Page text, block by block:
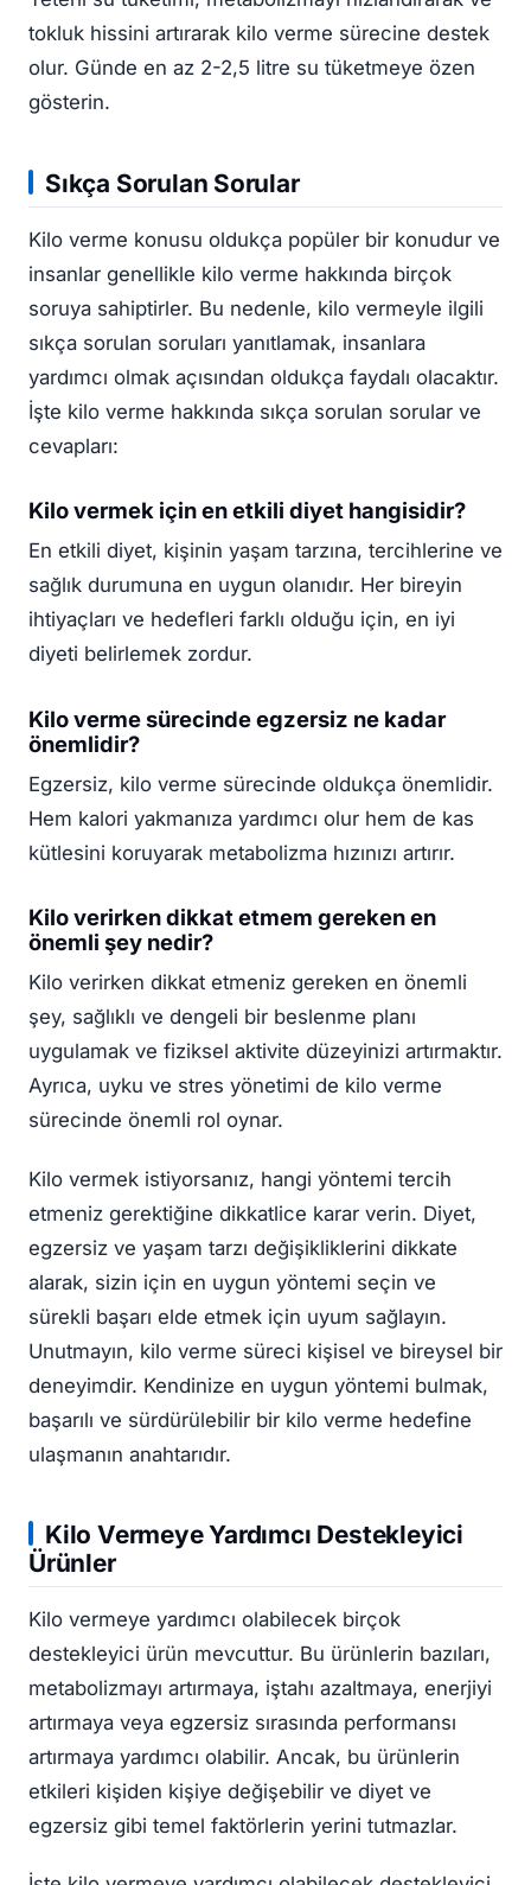
tokluk hissini artırarak kilo verme sürecine destek
olur. Günde en az 2-2,5 litre su tüketmeye özen
gösterin.
Sıkça Sorulan Sorular
Kilo verme konusu oldukça popüler bir konudur ve
insanlar genellikle kilo verme hakkında birçok
soruya sahiptirler. Bu nedenle, kilo vermeyle ilgili
sıkça sorulan soruları yanıtlamak, insanlara
yardımcı olmak açısından oldukça faydalı olacaktır.
İşte kilo verme hakkında sıkça sorulan sorular ve
cevapları:
Kilo vermek için en etkili diyet hangisidir?
En etkili diyet, kişinin yaşam tarzına, tercihlerine ve
sağlık durumuna en uygun olanıdır. Her bireyin
ihtiyaçları ve hedefleri farklı olduğu için, en iyi
diyeti belirlemek zordur.
Kilo verme sürecinde egzersiz ne kadar
önemlidir?
Egzersiz, kilo verme sürecinde oldukça önemlidir.
Hem kalori yakmanıza yardımcı olur hem de kas
kütlesini koruyarak metabolizma hızınızı artırır.
Kilo verirken dikkat etmem gereken en
önemli şey nedir?
Kilo verirken dikkat etmeniz gereken en önemli
şey, sağlıklı ve dengeli bir beslenme planı
uygulamak ve fiziksel aktivite düzeyinizi artırmaktır.
Ayrıca, uyku ve stres yönetimi de kilo verme
sürecinde önemli rol oynar.
Kilo vermek istiyorsanız, hangi yöntemi tercih
etmeniz gerektiğine dikkatlice karar verin. Diyet,
egzersiz ve yaşam tarzı değişikliklerini dikkate
alarak, sizin için en uygun yöntemi seçin ve
sürekli başarı elde etmek için uyum sağlayın.
Unutmayın, kilo verme süreci kişisel ve bireysel bir
deneyimdir. Kendinize en uygun yöntemi bulmak,
başarılı ve sürdürülebilir bir kilo verme hedefine
ulaşmanın anahtarıdır.
Kilo Vermeye Yardımcı Destekleyici
Ürünler
Kilo vermeye yardımcı olabilecek birçok
destekleyici ürün mevcuttur. Bu ürünlerin bazıları,
metabolizmayı artırmaya, iştahı azaltmaya, enerjiyi
artırmaya veya egzersiz sırasında performansı
artırmaya yardımcı olabilir. Ancak, bu ürünlerin
etkileri kişiden kişiye değişebilir ve diyet ve
egzersiz gibi temel faktörlerin yerini tutmazlar.